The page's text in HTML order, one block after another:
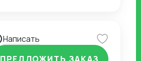
Написать